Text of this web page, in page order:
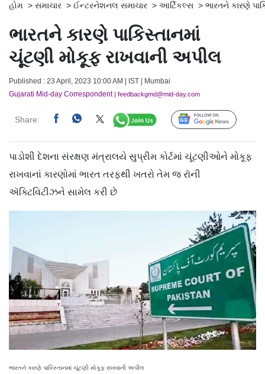
હોમ > સમાચાર > ઈન્ટરનેશનલ સમાચાર > આર્ટિકલ્સ > ભારતને કારણે
ભારતને કારણે પાકિસ્તાનમાં
ચૂંટણી મોકૂફ રાખવાની અપીલ
Published : 23 April, 2023 10:00 AM | IST | Mumbai
Gujarati Mid-day Correspondent| feedbackgmd@mid-day.com
Share: Follow Us
પાડોશી દેશના સંરક્ષણ મંત્રાલયે સુપ્રીમ કોર્ટમાં ચૂંટણીઓને મોકૂફ
રાખવાનાં કારણોમાં ભારત તરફથી ખતરો તેમ જ રૉની
ઍક્ટિવિટીઝને સામેલ કરી છે
ભારતને કારણે પાકિસ્તાનમાં ચૂંટણી મોકૂફ રાખવાની અપીલ